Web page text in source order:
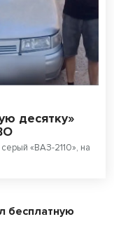
десятку»
«ВАЗ-2110», на
бесплатную